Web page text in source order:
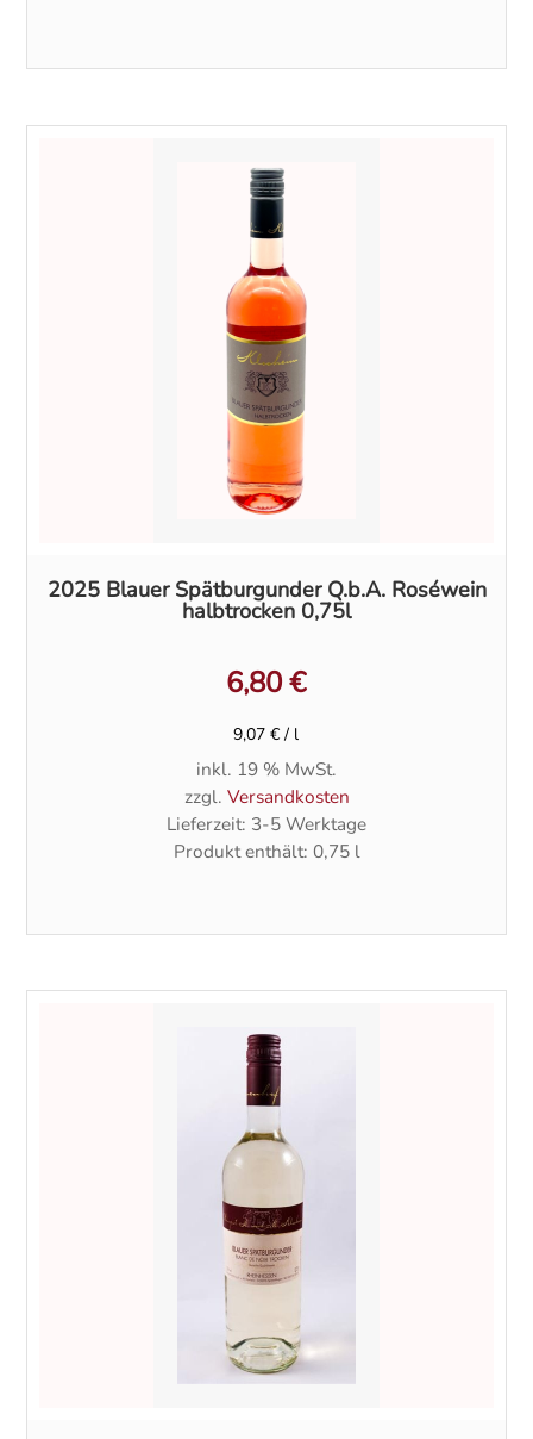
2025 Blauer Spätburgunder Q.b.A. Roséwein
halbtrocken 0,75l
6,80€
9,07€ / l
inkl. 19 % MwSt.
zzgl. Versandkosten
Lieferzeit: 3-5 Werktage
Produkt enthält: 0,75 l